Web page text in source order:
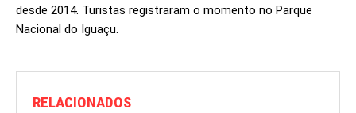
desde 2014. Turistas registraram o momento no Parque
Nacional do Iguaçu.
RELACIONADOS